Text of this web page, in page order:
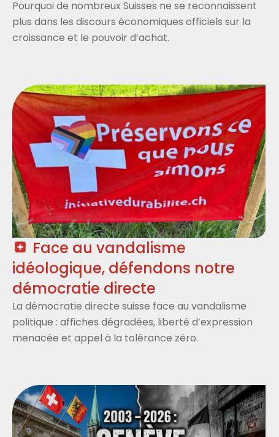
Pourquoi de nombreux Suisses ne se reconnaissent
plus dans les discours économiques officiels sur la
croissance et le pouvoir d’achat.
Face au vandalisme
idéologique, défendons notre
démocratie directe
La démocratie directe suisse face au vandalisme
politique : affiches dégradées, liberté d’expression
menacée et appel à la tolérance zéro.